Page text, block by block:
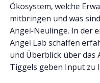
Ökosystem, welche
mitbringen und was
Angel-Neulinge. In der
Angel Lab schaffen
und Überblick über das
Tiggels geben Input zu